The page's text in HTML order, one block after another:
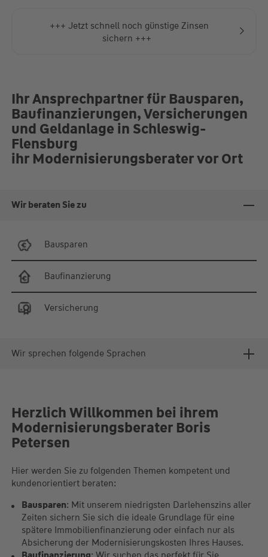
+++ Jetzt schnell noch günstige Zinsen
sichern +++
Ihr Ansprechpartner für Bausparen,
Baufinanzierungen, Versicherungen
und Geldanlage in Schleswig-
Flensburg
ihr Modernisierungsberater vor Ort
Wir beraten Sie zu
Bausparen
Baufinanzierung
Versicherung
Wir sprechen folgende Sprachen
Herzlich Willkommen bei ihrem
Modernisierungsberater Boris
Petersen
Hier werden Sie zu folgenden Themen kompetent und
kundenorientiert beraten:
Bausparen: Mit unserem niedrigsten Darlehenszins aller
Zeiten sichern Sie sich die ideale Grundlage für eine
spätere Immobilienfinanzierung oder einfach nur als
Absicherung der Modernisierungskosten Ihres Hauses.